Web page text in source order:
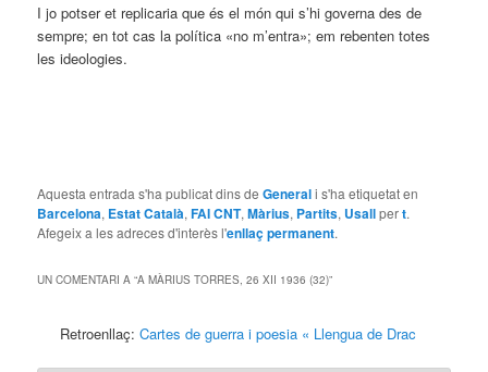
I jo potser et replicaria que és el món qui s’hi governa des de
sempre; en tot cas la política «no m’entra»; em rebenten totes
les ideologies.
Aquesta entrada s'ha publicat dins deGenerali s'ha etiquetat en
Barcelona, Estat Català,FAI CNT,Màrius, Partits, Usallpert.
Afegeix a les adreces d'interès l'enllaç permanent.
UN COMENTARI A “A MÀRIUS TORRES, 26 XII 1936 (32)”
Retroenllaç:Cartes de guerra i poesia « Llengua de Drac